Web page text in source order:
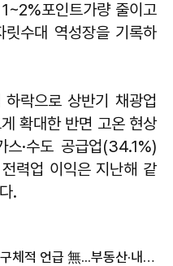
포인트가량 줄이고
수대 역성장을 기록하
락으로 상반기 채광업
확대한 반면 고온 현상
스·수도 공급업(34.1%)
력업 이익은 지난해 같
.
中중앙정치국, 통화·재정 정책 구체적 언급 無...부동산·내수 부양 매진